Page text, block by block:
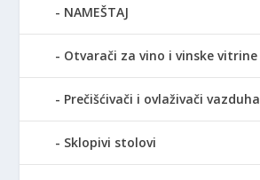
NAMEŠTAJ
Otvarači za vino i vinske vitrine
Prečišćivači i ovlaživači vazduha
Sklopivi stolovi